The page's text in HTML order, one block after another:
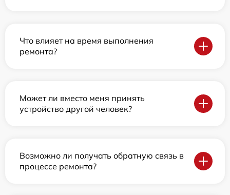
Что влияет на время выполнения
ремонта?
Может ли вместо меня принять
устройство другой человек?
Возможно ли получать обратную связь в
процессе ремонта?